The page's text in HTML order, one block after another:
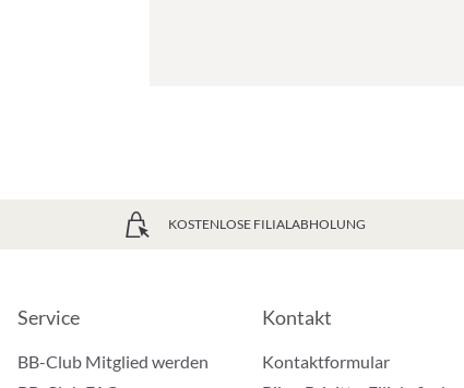
KOSTENLOSE FILIALABHOLUNG
Service
BB-Club Mitglied werden
Kontakt
Kontaktformular